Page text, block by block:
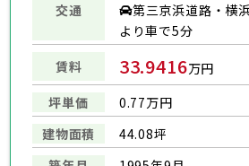
交通
第三京浜道路・横
より車で5分
賃料
33.9416万円
坪単価
0.77万円
建物面積
44.08坪